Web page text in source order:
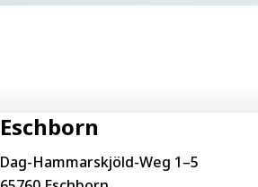
Eschborn
Dag-Hammarskjöld-Weg 1–5